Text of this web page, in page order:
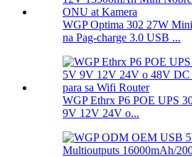
WGP Optima 302 27W
na Pag-charge 3.0 USB ...
WGP Ethrx P6 POE UPS
9V 12V 24V o...